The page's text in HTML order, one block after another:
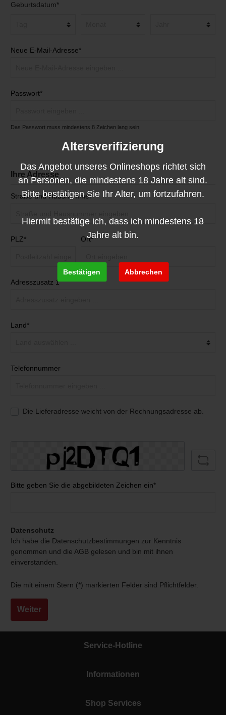
Altersverifizierung
Das Angebot unseres Onlineshops richtet sich
an Personen, die mindestens 18 Jahre alt sind.
Bitte bestätigen Sie Ihr Alter, um fortzufahren.
Hiermit bestätige ich, dass ich mindestens 18
Jahre alt bin.
Bestätigen Abbrechen
Geburtsdatum*
Neue E-Mail-Adresse*
Passwort*
Das Passwort muss mindestens 8 Zeichen lang sein.
Ihre Adresse
Straße und Hausnummer*
PLZ* Ort*
Adresszusatz 1
Land*
Telefonnummer
Die Lieferadresse weicht von der Rechnungsadresse ab.
Bitte geben Sie die abgebildeten Zeichen ein*
Datenschutz
Ich habe die Datenschutzbestimmungen zur Kenntnis
genommen und die AGB gelesen und bin mit ihnen
einverstanden.
Die mit einem Stern (*) markierten Felder sind Pflichtfelder.
Weiter
Service-Hotline
Informationen
Shop Services